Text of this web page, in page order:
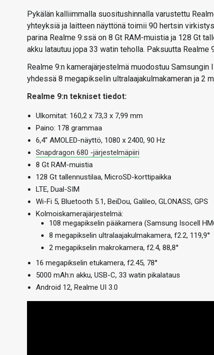
Pykälän kalliimmalla suositushinnalla varustettu
yhteyksiä ja laitteen näyttönä toimii 90 hertsin
parina Realme 9:ssä on 8 Gt RAM-muistia ja 128 Gt
akku latautuu jopa 33 watin teholla. Paksuutta
Realme 9:n kamerajärjestelmä muodostuu
yhdessä 8 megapikselin ultralaajakulmakameran ja 2
Realme 9:n tekniset tiedot:
Ulkomitat: 160,2 x 73,3 x 7,99 mm
Paino: 178 grammaa
6,4” AMOLED-näyttö, 1080 x 2400, 90 Hz
Snapdragon 680 -järjestelmäpiiri
8 Gt RAM-muistia
128 Gt tallennustilaa, MicroSD-korttipaikka
LTE, Dual-SIM
Wi-Fi 5, Bluetooth 5.1, BeiDou, Galileo, GLONASS, GPS
Kolmoiskamerajärjestelmä:
108 megapikselin pääkamera (Samsung Isocell
8 megapikselin ultralaajakulmakamera, f2.2, 119,9°
2 megapikselin makrokamera, f2.4, 88,8°
16 megapikselin etukamera, f2.45, 78°
5000 mAh:n akku, USB-C, 33 watin pikalataus
Android 12, Realme UI 3.0